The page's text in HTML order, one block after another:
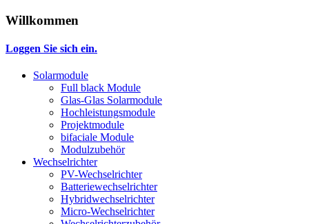
Willkommen
Loggen Sie sich ein.
Solarmodule
Full black Module
Glas-Glas Solarmodule
Hochleistungsmodule
Projektmodule
bifaciale Module
Modulzubehör
Wechselrichter
PV-Wechselrichter
Batteriewechselrichter
Hybridwechselrichter
Micro-Wechselrichter